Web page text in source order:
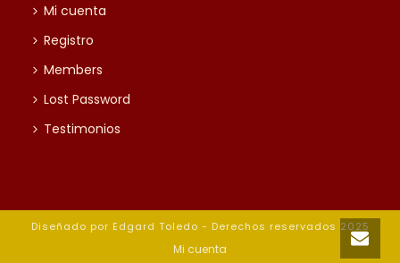
Mi cuenta
Registro
Members
Lost Password
Testimonios
Diseñado por Edgard Toledo - Derechos reservados 2025
Mi cuenta